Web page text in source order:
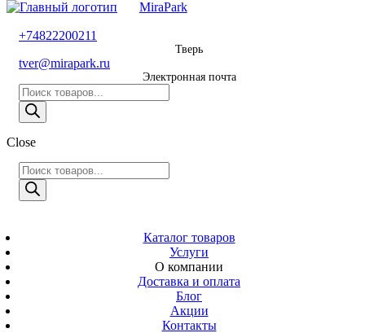
MiraPark
бесплатный
+74822200211
Электронная
Время работы
Тверь,
Калинина 3
MiraPark
+74822200211
Тверь
tver@mirapark.ru
Электронная почта
Поиск
товаров
Close
Поиск
товаров
Каталог товаров
Услуги
О компании
Доставка и оплата
Блог
Акции
Контакты